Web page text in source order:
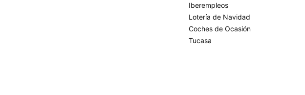
Iberempleos
Lotería de Navidad
Coches de Ocasión
Tucasa